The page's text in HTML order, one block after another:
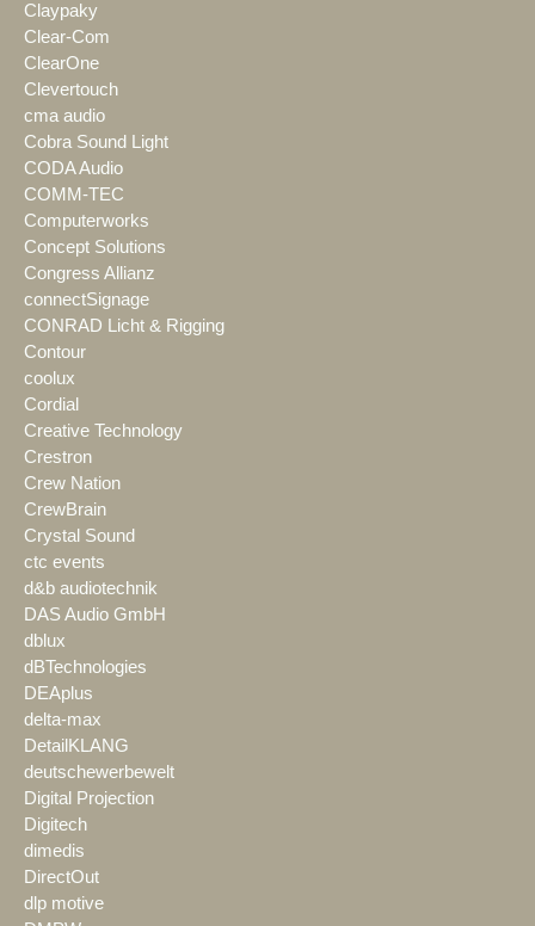
Claypaky
Clear-Com
ClearOne
Clevertouch
cma audio
Cobra Sound Light
CODA Audio
COMM-TEC
Computerworks
Concept Solutions
Congress Allianz
connectSignage
CONRAD Licht & Rigging
Contour
coolux
Cordial
Creative Technology
Crestron
Crew Nation
CrewBrain
Crystal Sound
ctc events
d&b audiotechnik
DAS Audio GmbH
dblux
dBTechnologies
DEAplus
delta-max
DetailKLANG
deutschewerbewelt
Digital Projection
Digitech
dimedis
DirectOut
dlp motive